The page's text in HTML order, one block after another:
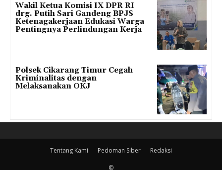
Wakil Ketua Komisi IX DPR RI
drg. Putih Sari Gandeng BPJS
Ketenagakerjaan Edukasi Warga
Pentingnya Perlindungan Kerja
Polsek Cikarang Timur Cegah
Kriminalitas dengan
Melaksanakan OKJ
Tentang Kami Pedoman Siber Redaksi
©